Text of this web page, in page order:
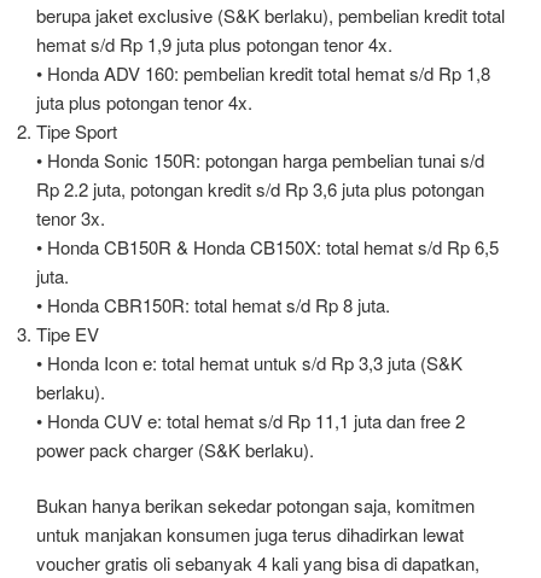
berupa jaket exclusive (S&K berlaku), pembelian kredit total
hemat s/d Rp 1,9 juta plus potongan tenor 4x.
• Honda ADV 160: pembelian kredit total hemat s/d Rp 1,8
juta plus potongan tenor 4x.
Tipe Sport
• Honda Sonic 150R: potongan harga pembelian tunai s/d
Rp 2.2 juta, potongan kredit s/d Rp 3,6 juta plus potongan
tenor 3x.
• Honda CB150R & Honda CB150X: total hemat s/d Rp 6,5
juta.
• Honda CBR150R: total hemat s/d Rp 8 juta.
Tipe EV
• Honda Icon e: total hemat untuk s/d Rp 3,3 juta (S&K
berlaku).
• Honda CUV e: total hemat s/d Rp 11,1 juta dan free 2
power pack charger (S&K berlaku).
Bukan hanya berikan sekedar potongan saja, komitmen
untuk manjakan konsumen juga terus dihadirkan lewat
voucher gratis oli sebanyak 4 kali yang bisa di dapatkan,